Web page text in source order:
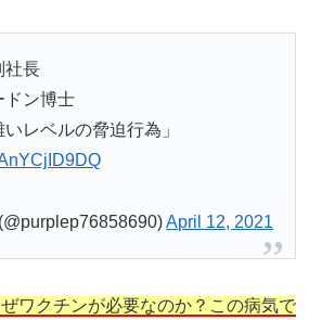
社長
ドン博士
いレベルの脅迫行為」
April 12, 2021
ワクチンが必要なのか？この病気で